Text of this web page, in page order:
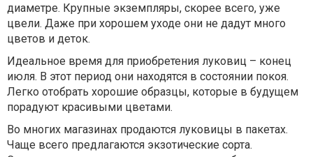
диаметре. Крупные экземпляры, скорее всего, уже
цвели. Даже при хорошем уходе они не дадут много
цветов и деток.
Идеальное время для приобретения луковиц – конец
июля. В этот период они находятся в состоянии покоя.
Легко отобрать хорошие образцы, которые в будущем
порадуют красивыми цветами.
Во многих магазинах продаются луковицы в пакетах.
Чаще всего предлагаются экзотические сорта.